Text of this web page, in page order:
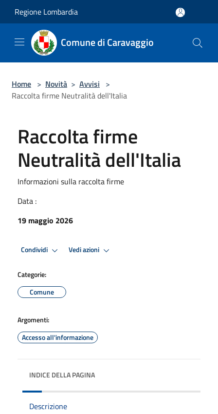
Regione Lombardia
Comune di Caravaggio
Home > Novità > Avvisi >
Raccolta firme Neutralità dell'Italia
Raccolta firme
Neutralità dell'Italia
Informazioni sulla raccolta firme
Data :
19 maggio 2026
Condividi Vedi azioni
Categorie:
Comune
Argomenti:
Accesso all'informazione
INDICE DELLA PAGINA
Descrizione